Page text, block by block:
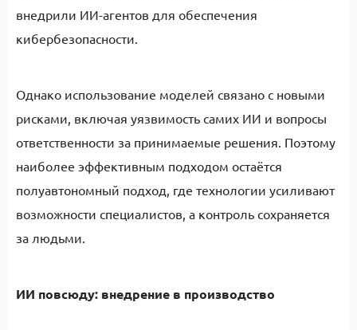
внедрили ИИ-агентов для обеспечения
кибербезопасности.
Однако использование моделей связано с новыми
рисками, включая уязвимость самих ИИ и вопросы
ответственности за принимаемые решения. Поэтому
наиболее эффективным подходом остаётся
полуавтономный подход, где технологии усиливают
возможности специалистов, а контроль сохраняется
за людьми.
ИИ повсюду: внедрение в производство